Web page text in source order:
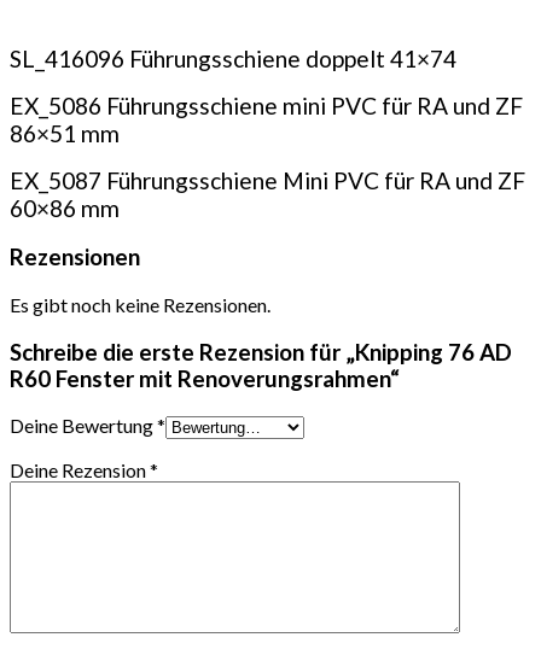
SL_416096 Führungsschiene doppelt 41×74
EX_5086 Führungsschiene mini PVC für RA und ZF
86×51 mm
EX_5087 Führungsschiene Mini PVC für RA und ZF
60×86 mm
Rezensionen
Es gibt noch keine Rezensionen.
Schreibe die erste Rezension für „Knipping 76 AD
R60 Fenster mit Renoverungsrahmen“
Deine Bewertung*
Deine Rezension*